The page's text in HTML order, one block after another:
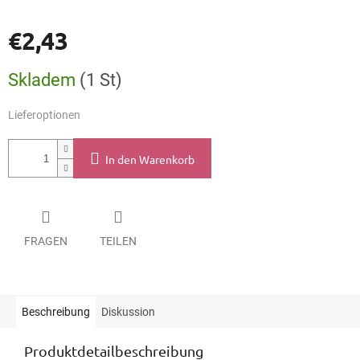
€2,43
Skladem (1 St)
Lieferoptionen
In den Warenkorb
FRAGEN TEILEN
Beschreibung Diskussion
Produktdetailbeschreibung